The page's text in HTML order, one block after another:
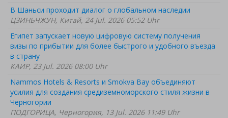
В Шаньси проходит диалог о глобальном наследии
ЦЗИНЬЧЖУН, Китай, 24 Jul. 2026 05:52 Uhr
Египет запускает новую цифровую систему получения
визы по прибытии для более быстрого и удобного въезда
в страну
КАИР, 23 Jul. 2026 08:00 Uhr
Nammos Hotels & Resorts и Smokva Bay объединяют
усилия для создания средиземноморского стиля жизни в
Черногории
ПОДГОРИЦА, Черногория, 13 Jul. 2026 11:49 Uhr